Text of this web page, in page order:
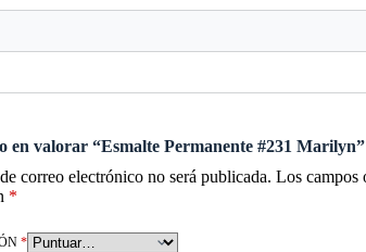
en valorar “Esmalte Permanente #231 Marilyn”
correo electrónico no será publicada. Los campos
*
*